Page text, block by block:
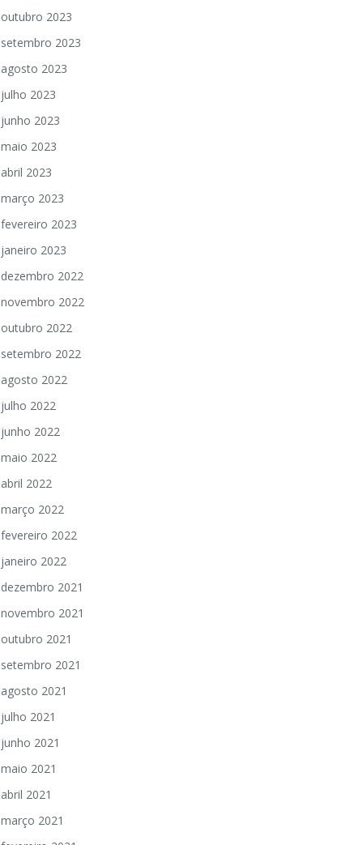
outubro 2023
setembro 2023
agosto 2023
julho 2023
junho 2023
maio 2023
abril 2023
março 2023
fevereiro 2023
janeiro 2023
dezembro 2022
novembro 2022
outubro 2022
setembro 2022
agosto 2022
julho 2022
junho 2022
maio 2022
abril 2022
março 2022
fevereiro 2022
janeiro 2022
dezembro 2021
novembro 2021
outubro 2021
setembro 2021
agosto 2021
julho 2021
junho 2021
maio 2021
abril 2021
março 2021